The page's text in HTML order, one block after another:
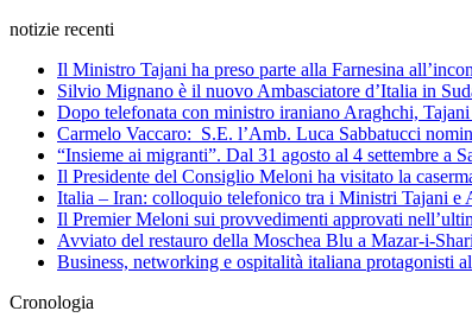
notizie recenti
Il Ministro Tajani ha preso parte alla Farnesina
Silvio Mignano è il nuovo Ambasciatore d’Italia in
Dopo telefonata con ministro iraniano Araghchi,
Carmelo Vaccaro: S.E. l’Amb. Luca Sabbatucci
“Insieme ai migranti”. Dal 31 agosto al 4 settembre a
Il Presidente del Consiglio Meloni ha visitato la
Italia – Iran: colloquio telefonico tra i Ministri Tajani e
Il Premier Meloni sui provvedimenti approvati
Avviato del restauro della Moschea Blu a Mazar-i-
Business, networking e ospitalità italiana
Cronologia